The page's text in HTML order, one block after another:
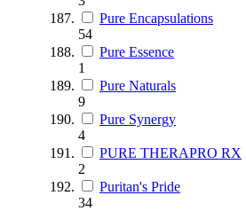
Pure Encapsulations
54
Pure Essence
1
Pure Naturals
9
Pure Synergy
4
PURE THERAPRO RX
2
Puritan's Pride
34